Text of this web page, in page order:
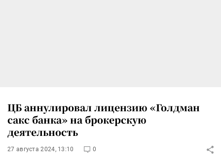
ЦБ аннулировал лицензию «Голдман
сакс банка» на брокерскую
деятельность
27 августа 2024, 13:10 0